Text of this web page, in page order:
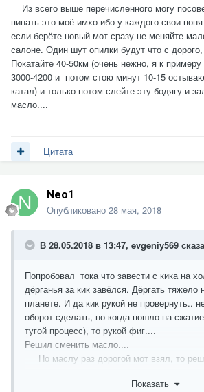
Из всего выше перечисленного могу
пинать это моё имхо ибо у каждого свои
если берёте новый мот сразу не меняйте
салоне. Один шут опилки будут что с
Покатайте 40-50км (очень нежно, я к
3000-4200 и потом стою минут 10-15
катал) и только потом слейте эту бодягу и
масло....
Цитата
Neo1
Опубликовано 28 мая, 2018
В 28.05.2018 в 13:47, evgeniy569
Попробовал тока что завести с кика на
дёрганья за кик завёлся. Дёргать тяжело
планете. И да кик рукой не провернуть..
оборот сделать, но когда пошло на
тугой процесс), то рукой фиг....
Решил сменить масло....
По маслу раз дорогой мот взял, то
(Если не дай бог что случится чтоб не
Показать